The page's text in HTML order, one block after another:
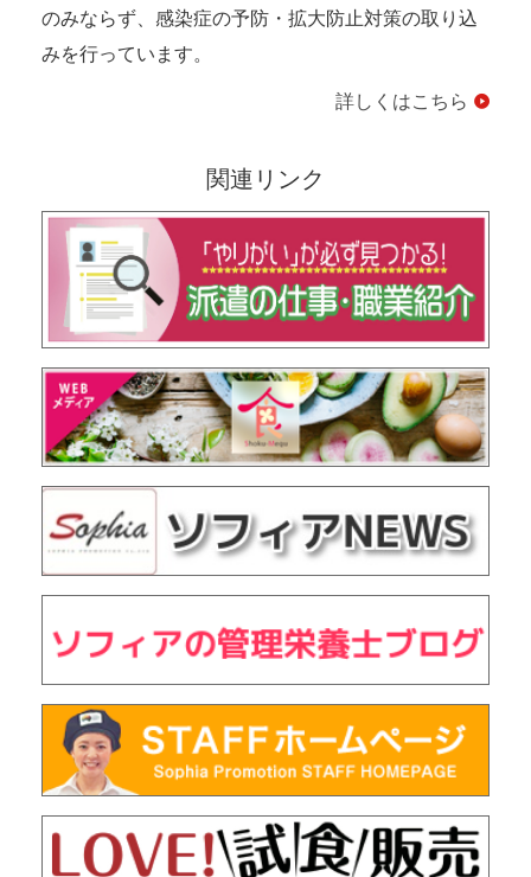
のみならず、感染症の予防・拡大防止対策の取り込
みを行っています。
詳しくはこちら
関連リンク